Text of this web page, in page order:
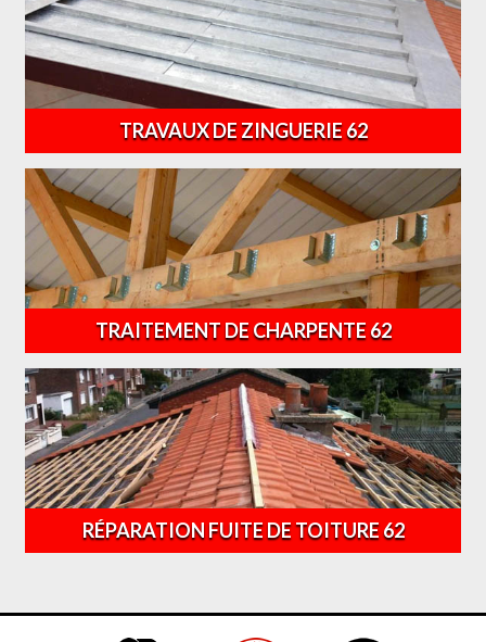
TRAVAUX DE ZINGUERIE 62
TRAITEMENT DE CHARPENTE 62
RÉPARATION FUITE DE TOITURE 62